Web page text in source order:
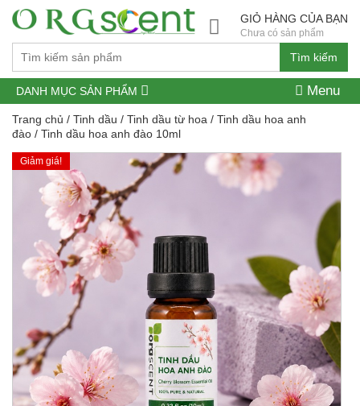
Tìm kiếm
GIỎ HÀNG CỦA BẠN
Chưa có sản phẩm
DANH MỤC SẢN PHẨM Menu
Trang chủ / Tinh dầu / Tinh dầu từ hoa / Tinh dầu hoa anh
đào / Tinh dầu hoa anh đào 10ml
Giảm giá!